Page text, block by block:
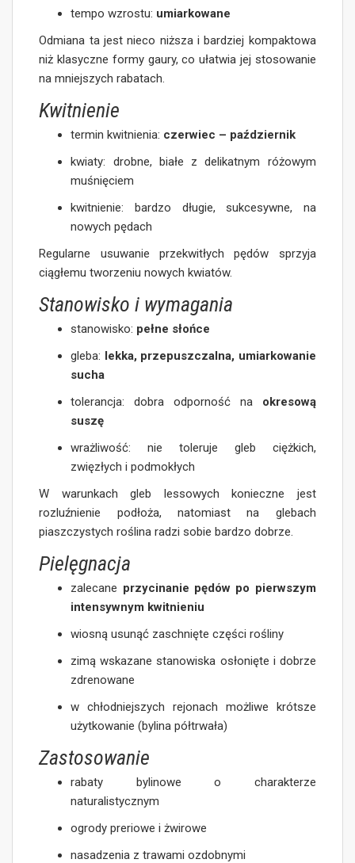
tempo wzrostu: umiarkowane
Odmiana ta jest nieco niższa i bardziej kompaktowa
niż klasyczne formy gaury, co ułatwia jej stosowanie
na mniejszych rabatach.
Kwitnienie
termin kwitnienia: czerwiec – październik
kwiaty: drobne, białe z delikatnym różowym
muśnięciem
kwitnienie: bardzo długie, sukcesywne, na
nowych pędach
Regularne usuwanie przekwitłych pędów sprzyja
ciągłemu tworzeniu nowych kwiatów.
Stanowisko i wymagania
stanowisko: pełne słońce
gleba: lekka, przepuszczalna, umiarkowanie
sucha
tolerancja: dobra odporność na okresową
suszę
wrażliwość: nie toleruje gleb ciężkich,
zwięzłych i podmokłych
W warunkach gleb lessowych konieczne jest
rozluźnienie podłoża, natomiast na glebach
piaszczystych roślina radzi sobie bardzo dobrze.
Pielęgnacja
zalecane przycinanie pędów po pierwszym
intensywnym kwitnieniu
wiosną usunąć zaschnięte części rośliny
zimą wskazane stanowiska osłonięte i dobrze
zdrenowane
w chłodniejszych rejonach możliwe krótsze
użytkowanie (bylina półtrwała)
Zastosowanie
rabaty bylinowe o charakterze
naturalistycznym
ogrody preriowe i żwirowe
nasadzenia z trawami ozdobnymi